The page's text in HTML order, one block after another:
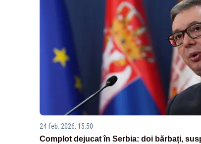
24 feb. 2026, 15:50
Complot dejucat în Serbia: doi bărbați,